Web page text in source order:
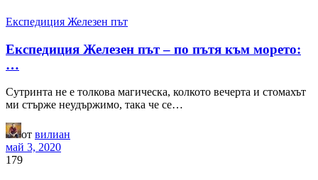
Експедиция Железен път
Експедиция Железен път – по пътя към морето:
…
Сутринта не е толкова магическа, колкото вечерта и стомахът
ми стърже неудържимо, така че се…
от вилиан
май 3, 2020
179